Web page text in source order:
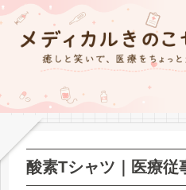
酸素Tシャツ｜医療従